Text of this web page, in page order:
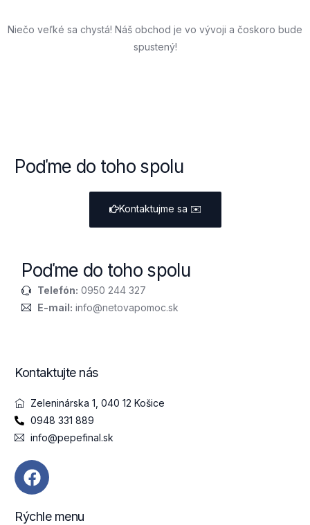
Niečo veľké sa chystá! Náš obchod je vo vývoji a čoskoro bude
spustený!
Poďme do toho spolu
Kontaktujme sa ✉️
Poďme do toho spolu
Telefón: 0950 244 327
E-mail: info@netovapomoc.sk
Kontaktujte nás
Zeleninárska 1, 040 12 Košice
0948 331 889
info@pepefinal.sk
Rýchle menu